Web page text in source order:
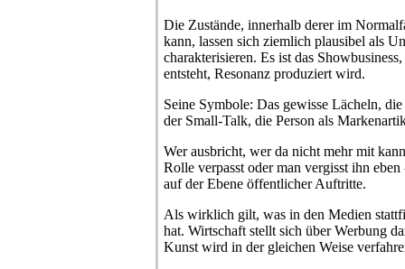
Die Zustände, innerhalb derer im
kann, lassen sich ziemlich plausibel als
charakterisieren. Es ist das
entsteht, Resonanz produziert wird.
Seine Symbole: Das gewisse Lächeln,
der Small-Talk, die Person als
Wer ausbricht, wer da nicht mehr mit
Rolle verpasst oder man vergisst ihn
auf der Ebene öffentlicher Auftritte.
Als wirklich gilt, was in den Medien
hat. Wirtschaft stellt sich über Werbung
Kunst wird in der gleichen Weise